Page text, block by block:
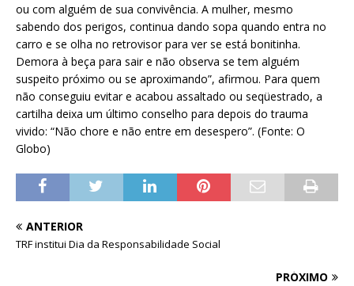
ou com alguém de sua convivência. A mulher, mesmo
sabendo dos perigos, continua dando sopa quando entra no
carro e se olha no retrovisor para ver se está bonitinha.
Demora à beça para sair e não observa se tem alguém
suspeito próximo ou se aproximando”, afirmou. Para quem
não conseguiu evitar e acabou assaltado ou seqüestrado, a
cartilha deixa um último conselho para depois do trauma
vivido: “Não chore e não entre em desespero”. (Fonte: O
Globo)
ANTERIOR
TRF institui Dia da Responsabilidade Social
PRÓXIMO